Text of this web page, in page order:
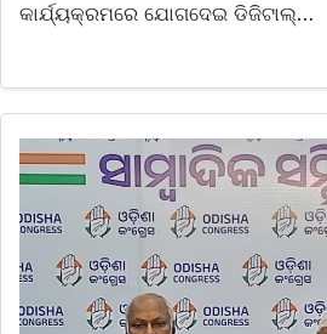
କାର୍ଯ୍ୟକ୍ରମରେ ଯୋଗଦେଇ ଡିଜିଟାଲ୍…